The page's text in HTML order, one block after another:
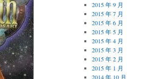
2015 年 9 月
2015 年 7 月
2015 年 6 月
2015 年 5 月
2015 年 4 月
2015 年 3 月
2015 年 2 月
2015 年 1 月
2014 年 10 月